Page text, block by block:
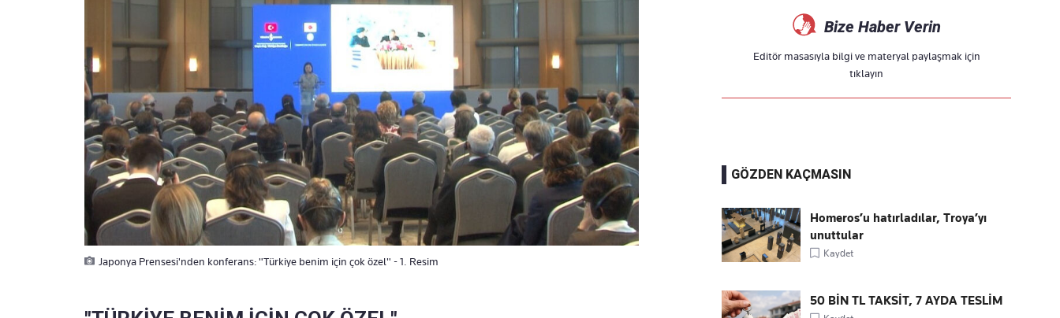
Japonya Prensesi'nden konferans: "Türkiye benim için çok özel" - 1. Resim
Bize Haber Verin
Editör masasıyla bilgi ve materyal paylaşmak için
tıklayın
GÖZDEN KAÇMASIN
Homeros’u hatırladılar, Troya’yı
unuttular
Kaydet
50 BİN TL TAKSİT, 7 AYDA TESLİM